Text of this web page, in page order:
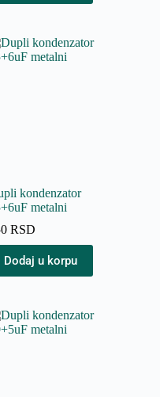
kondenzator
metalni
RSD
Dodaj u korpu